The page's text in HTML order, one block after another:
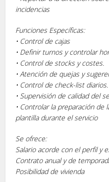
incidencias
Funciones Específicas:
• Control de cajas
• Definir turnos y controlar
• Control de stocks y costes.
• Atención de quejas y
• Control de check-list diarios.
• Supervisión de calidad del
• Controlar la preparación de
plantilla durante el servicio
Se ofrece:
Salario acorde con el perfil y
Contrato anual y de
Posibilidad de vivienda